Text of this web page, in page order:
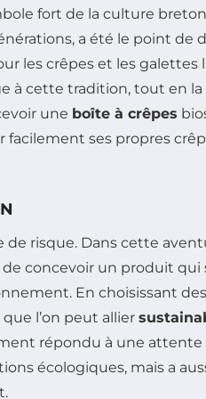
fort de la culture
a été le point de
les crêpes et les galettes
à cette tradition, tout en
une boîte à crêpes
ses propres
de risque. Dans cette
concevoir un produit qui
En choisissant
l’on peut allier
répondu à une attente
écologiques, mais a